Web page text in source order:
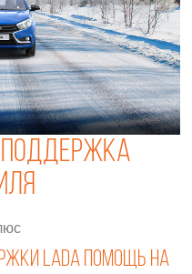
поддержка
LADA Помощь на